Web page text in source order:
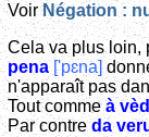
VoirNégation :
Cela va plus loin,
pena ['pɛna]
n'apparaît pas
Tout commeà
Par contreda